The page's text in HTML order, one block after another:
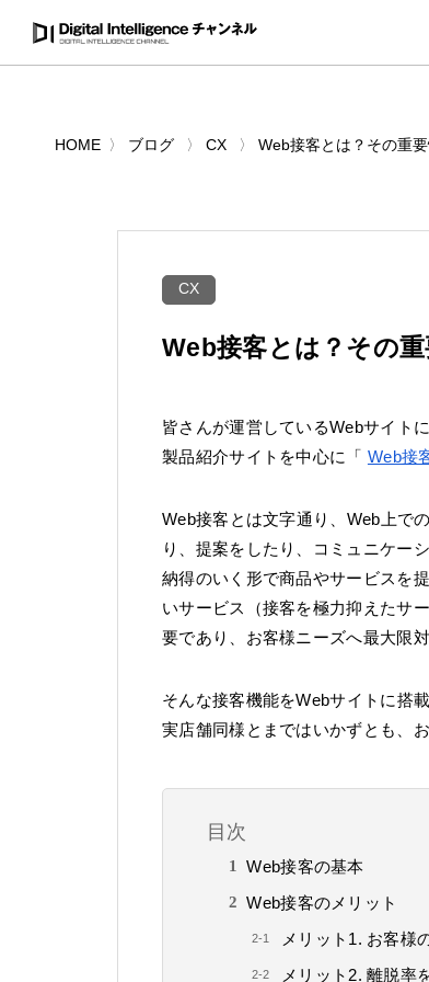
HOME ブログ CX Web接客とは？その重
CX
Web接客とは？その
皆さんが運営しているWebサイト
製品紹介サイトを中心に「 Web接
Web接客とは文字通り、Web上で
り、提案をしたり、コミュニケー
納得のいく形で商品やサービスを
いサービス（接客を極力抑えたサ
要であり、お客様ニーズへ最大限
そんな接客機能をWebサイトに搭
実店舗同様とまではいかずとも、
目次
Web接客の基本
Web接客のメリット
メリット1. お客様
メリット2. 離脱率